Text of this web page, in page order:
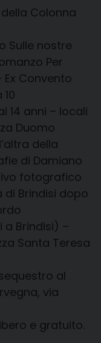
Colonna
Sulle nostre
Per
Ex Convento
14 anni – locali
Duomo
della
di Damiano
fotografico
di Brindisi dopo
a Brindisi) –
Santa Teresa
al
via
e gratuito.